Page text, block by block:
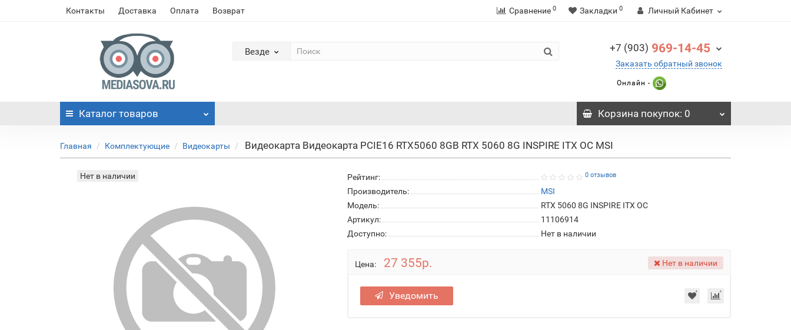
Контакты Доставка Оплата Возврат Сравнение 0 Закладки 0 Личный Кабинет
Везде +7 (903) 969-14-45
Заказать обратный звонок
Онлайн -
Каталог товаров Корзинапокупок: 0
Главная Комплектующие Видеокарты Видеокарта Видеокарта PCIE16 RTX5060 8GB RTX 5060 8G INSPIRE ITX OC MSI
Нет в наличии Рейтинг: 0 отзывов
Производитель:
MSI
Модель:
RTX 5060 8G INSPIRE ITX OC
Артикул:
11106914
Доступно:
Нет в наличии
Цена: 27 355р. Нет в наличии
Уведомить